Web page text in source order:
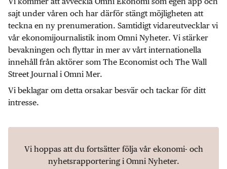
sajt under våren och har därför stängt möjligheten att
teckna en ny prenumeration. Samtidigt vidareutvecklar vi
vår ekonomijournalistik inom Omni Nyheter. Vi stärker
bevakningen och flyttar in mer av vårt internationella
innehåll från aktörer som The Economist och The Wall
Street Journal i Omni Mer.
Vi beklagar om detta orsakar besvär och tackar för ditt
intresse.
Vi hoppas att du fortsätter följa vår ekonomi- och
nyhetsrapportering i Omni Nyheter.